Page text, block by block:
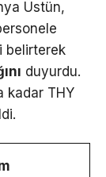
Üstün,
belirterek
duyurdu.
kadar THY